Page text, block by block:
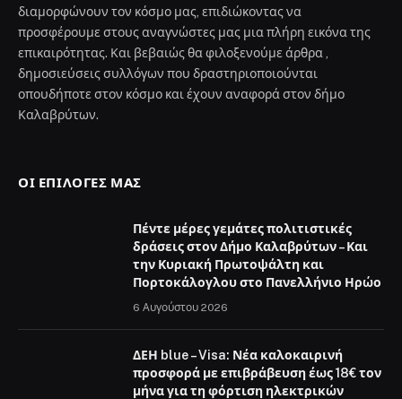
διαμορφώνουν τον κόσμο μας, επιδιώκοντας να
προσφέρουμε στους αναγνώστες μας μια πλήρη εικόνα της
επικαιρότητας. Και βεβαιώς θα φιλοξενούμε άρθρα ,
δημοσιεύσεις συλλόγων που δραστηριοποιούνται
οπουδήποτε στον κόσμο και έχουν αναφορά στον δήμο
Καλαβρύτων.
ΟΙ ΕΠΙΛΟΓΈΣ ΜΑΣ
Πέντε μέρες γεμάτες πολιτιστικές
δράσεις στον Δήμο Καλαβρύτων – Και
την Κυριακή Πρωτοψάλτη και
Πορτοκάλογλου στο Πανελλήνιο Ηρώο
6 Αυγούστου 2026
ΔΕΗ blue – Visa: Νέα καλοκαιρινή
προσφορά με επιβράβευση έως 18€ τον
μήνα για τη φόρτιση ηλεκτρικών